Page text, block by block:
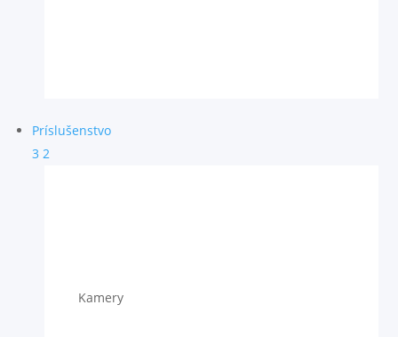
Príslušenstvo
3 2
Kamery